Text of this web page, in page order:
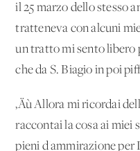
il 25 marzo dello stesso
tratteneva con alcuni
un tratto mi sento libero
che da S. Biagio in poi
‚Äù Allora mi ricordai
raccontai la cosa ai
pieni d'ammirazione per